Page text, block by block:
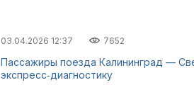
03.04.2026 12:37 7652
Пассажиры поезда Калининград —
экспресс‑диагностику